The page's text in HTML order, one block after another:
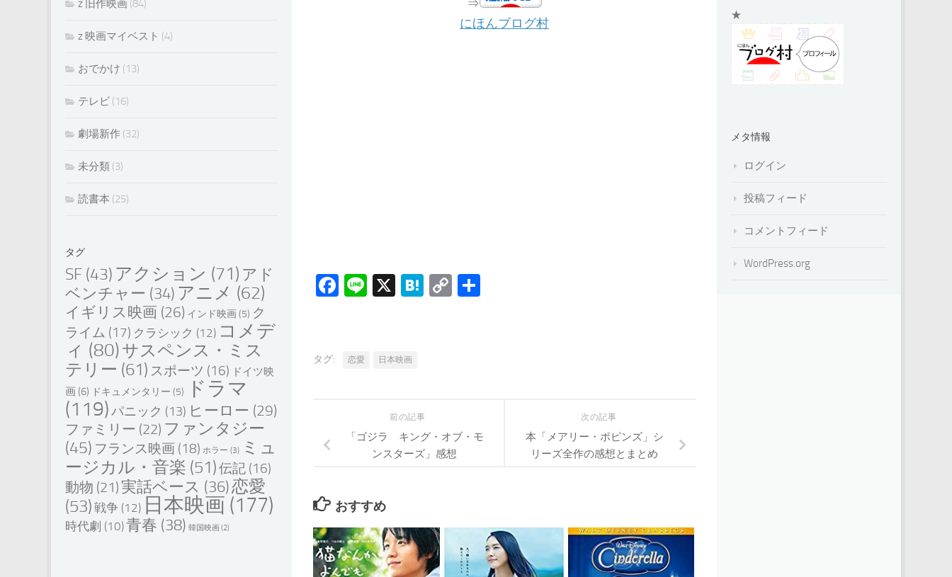
⇒
にほんブログ村
Facebook
LineX Hatena
Copy
タグ: 恋愛 日本映画
次の記事
本「メアリー・ポピンズ」シ
リーズ全作の感想とまとめ
前の記事
「ゴジラ キング・オブ・モ
ンスターズ」感想
おすすめ
z 旧作映画 (84)
z 映画マイベスト (4)
おでかけ (13)
テレビ (16)
劇場新作 (32)
未分類 (3)
読書本 (25)
タグ
SF (43) アクション (71) アド
ベンチャー (34) アニメ (62)
イギリス映画 (26) インド映画(5) ク
ライム (17) クラシック (12) コメデ
ィ (80) サスペンス・ミス
テリー (61) スポーツ (16) ドイツ映
画 (6) ドキュメンタリー (5)
ドラマ
(119)パニック (13) ヒーロー (29)
ファミリー (22) ファンタジー
(45) フランス映画 (18) ホラー (3)
ミュ
ージカル・音楽 (51)伝記 (16)
動物 (21) 実話ベース (36)恋愛
(53) 戦争 (12) 日本映画 (177)
時代劇 (10)青春 (38) 韓国映画 (2)
★
メタ情報
ログイン
投稿フィード
コメントフィード
WordPress.org